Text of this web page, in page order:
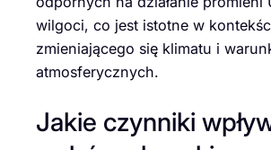
wilgoci, co jest istotne w
zmieniającego się klimatu i
atmosferycznych.
Jakie czynniki